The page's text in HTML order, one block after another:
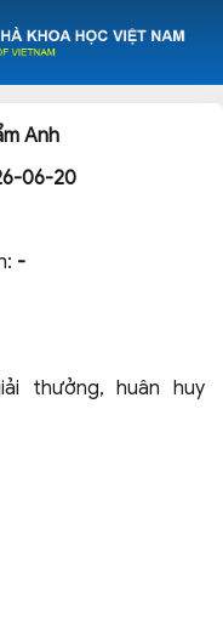
Anh
06-20
-
thưởng, huân huy